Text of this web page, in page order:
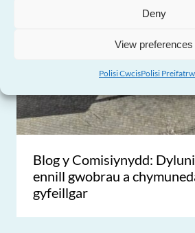
Deny
View preferences
Polisi CwcisPolisi
Blog y Comisiynydd:
ennill gwobrau a
gyfeillgar